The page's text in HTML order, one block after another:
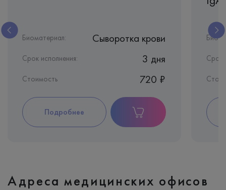
Биоматериал: Сыворотка крови
Срок исполнения: 3 дня
Стоимость 720 ₽
Подробнее
Срок
Адреса медицинских офисов